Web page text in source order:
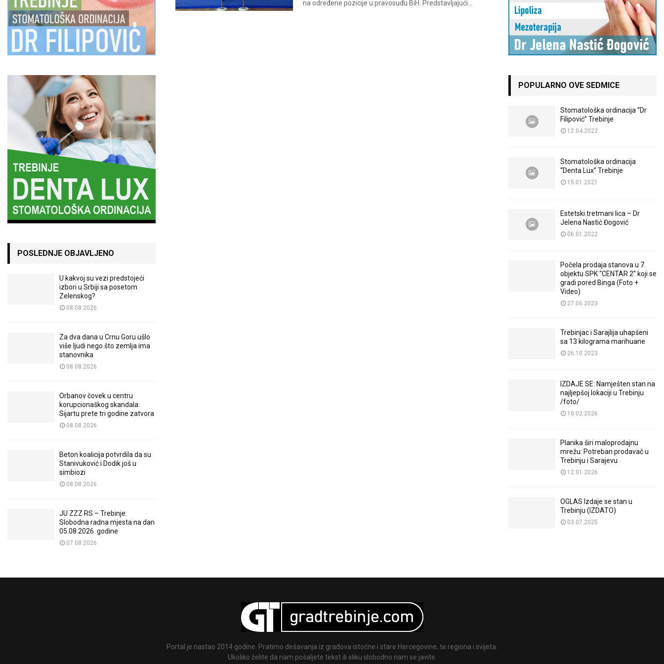
na određene pozicije u pravosuđu BiH. Predstavljajući...
POSLEDNJE OBJAVLJENO
U kakvoj su vezi predstojeći
izbori u Srbiji sa posetom
Zelenskog?
08.08.2026
Za dva dana u Crnu Goru ušlo
više ljudi nego što zemlja ima
stanovnika
08.08.2026
Orbanov čovek u centru
korupcionaškog skandala:
Sijartu prete tri godine zatvora
08.08.2026
Beton koalicija potvrdila da su
Stanivuković i Dodik još u
simbiozi
08.08.2026
JU ZZZ RS – Trebinje:
Slobodna radna mjesta na dan
05.08.2026. godine
07.08.2026
POPULARNO OVE SEDMICE
Stomatološka ordinacija “Dr
Filipović” Trebinje
12.04.2022
Stomatološka ordinacija
“Denta Lux” Trebinje
15.01.2021
Estetski tretmani lica – Dr
Jelena Nastić Đogović
06.01.2022
Počela prodaja stanova u 7.
objektu SPK “CENTAR 2” koji se
gradi pored Binga (Foto +
Video)
27.06.2023
Trebinjac i Sarajlija uhapšeni
sa 13 kilograma marihuane
26.10.2023
IZDAJE SE: Namješten stan na
najljepšoj lokaciji u Trebinju
/foto/
10.02.2026
Planika širi maloprodajnu
mrežu: Potreban prodavač u
Trebinju i Sarajevu
12.01.2026
OGLAS Izdaje se stan u
Trebinju (IZDATO)
03.07.2025
Portal je nastao 2014 godine. Pratimo dešavanja iz gradova istočne i stare Hercegovine, te regiona i svijeta.
Ukoliko želite da nam pošaljete tekst ili sliku slobodno nam se javite.